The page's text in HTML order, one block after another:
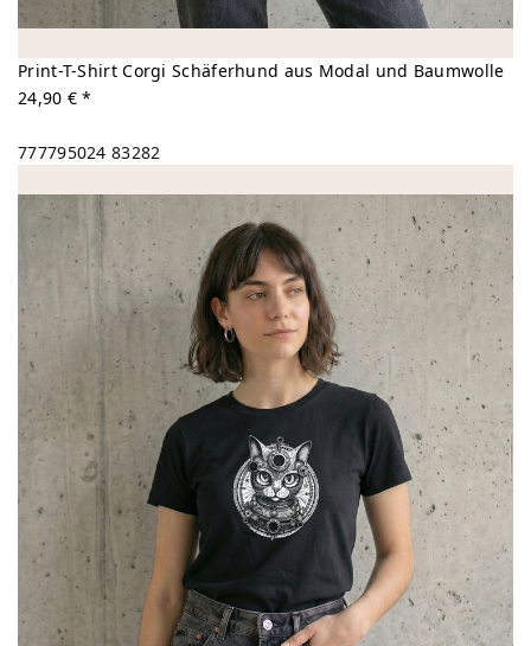
Print-T-Shirt Corgi Schäferhund aus Modal und Baumwolle
24,90 € *
777795024 83282